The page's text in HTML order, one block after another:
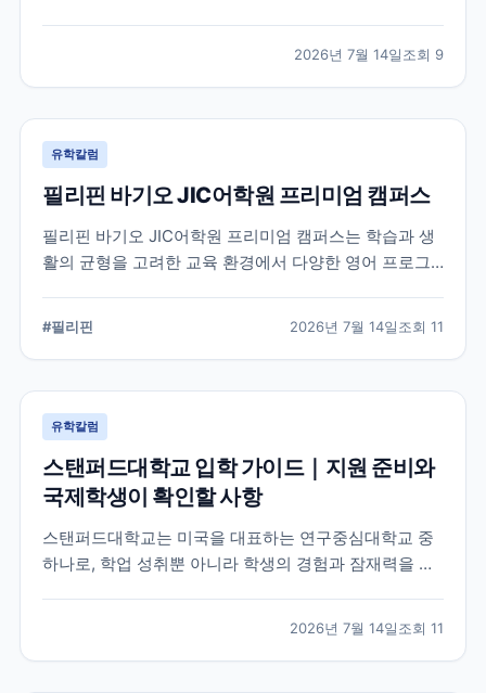
2026년 7월 14일조회 9
유학칼럼
필리핀 바기오 JIC어학원 프리미엄 캠퍼스
필리핀 바기오 JIC어학원 프리미엄 캠퍼스는 학습과 생
활의 균형을 고려한 교육 환경에서 다양한 영어 프로그
했습니다.
#필리핀 2026년 7월 14일조회 11
유학칼럼
스탠퍼드대학교 입학 가이드｜지원 준비와
국제학생이 확인할 사항
스탠퍼드대학교는 미국을 대표하는 연구중심대학교 중
하나로, 학업 성취뿐 아니라 학생의 경험과 잠재력을 종
확인이 필요한 정보를 함께 정리했습니다.
2026년 7월 14일조회 11